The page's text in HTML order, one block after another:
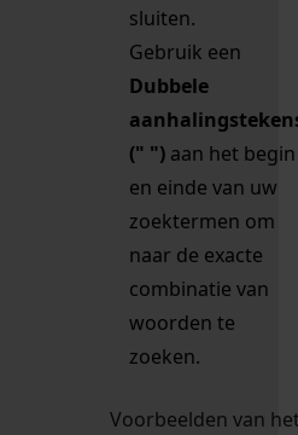
sluiten.
Gebruik een
Dubbele
(" ") aan het begin
en einde van uw
zoektermen om
naar de exacte
combinatie van
woorden te
zoeken.
Voorbeelden van